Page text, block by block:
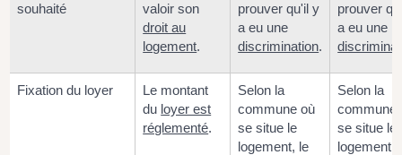
souhaité
valoir son
droit au
logement.
prouver qu'il y
a eu une
discrimination.
prouver
a eu une
Fixation du loyer
Le montant
du loyer est
réglementé.
Selon la
commune où
se situe le
logement, le
Selon la
commune
se situe le
logement,